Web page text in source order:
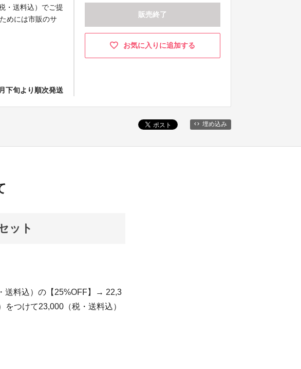
・送料込）でご提
めには市販のサ
下旬より順次発送
販売終了
お気に入りに追加する
埋め込み
ット
送料込）の【25%OFF】→ 22,3
つけて23,000（税・送料込）